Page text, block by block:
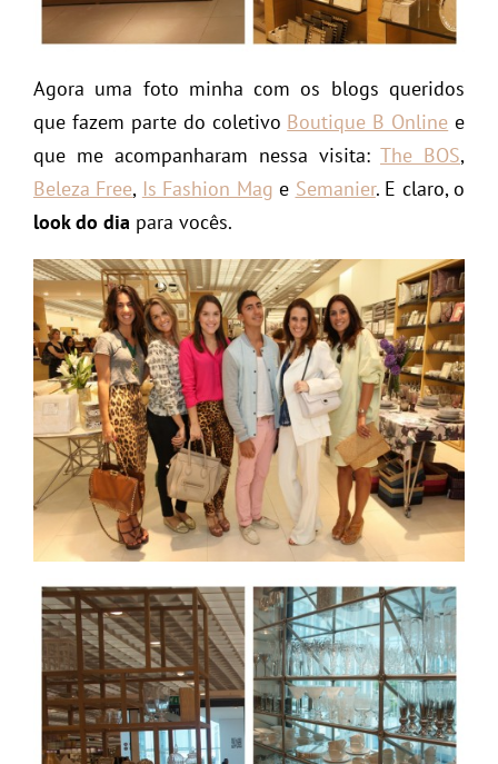
Agora uma foto minha com os blogs queridos
que fazem parte do coletivo Boutique B Online e
que me acompanharam nessa visita: The BOS,
Beleza Free, Is Fashion Mag e Semanier. E claro, o
look do dia para vocês.